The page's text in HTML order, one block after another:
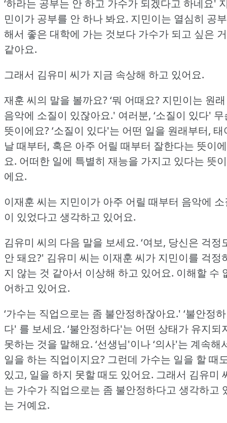
‘하라는 공부는 안 하고 가수가 되겠다고 하네요'
민이가 공부를 안 하나 봐요. 지민이는 열심히 공부
해서 좋은 대학에 가는 것보다 가수가 되고 싶은 거
같아요.
그래서 김유미 씨가 지금 속상해 하고 있어요.
재훈 씨의 말을 볼까요?‘뭐 어때요? 지민이는 원래
음악에 소질이 있잖아요.' 여러분, ‘소질이 있다' 무
뜻이에요?‘소질이 있다'는 어떤 일을 원래부터, 태
날 때부터, 혹은 아주 어릴 때부터 잘한다는 뜻이에
요. 어떠한 일에 특별히 재능을 가지고 있다는 뜻이
에요.
이재훈 씨는 지민이가 아주 어릴 때부터 음악에
이 있었다고 생각하고 있어요.
김유미 씨의 다음 말을 보세요. ‘여보, 당신은 걱정
안 돼요?' 김유미 씨는 이재훈 씨가 지민이를 걱정
지 않는 것 같아서 이상해 하고 있어요. 이해할 수
어하고 있어요.
‘가수는 직업으로는 좀 불안정하잖아요.' ‘불안정하
다' 를 보세요. ‘불안정하다'는 어떤 상태가 유지되
못하는 것을 말해요. ‘선생님'이나 ‘의사'는 계속해
일을 하는 직업이지요? 그런데 가수는 일을 할 때
있고, 일을 하지 못할 때도 있어요. 그래서 김유미
는 가수가 직업으로는 좀 불안정하다고 생각하고
는 거예요.